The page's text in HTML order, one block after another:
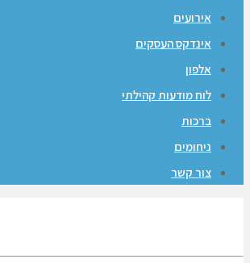
אירועים
אינדקס העסקים
אלפון
לוח מודעות קהילתי
ברכות
ניחומים
צור קשר